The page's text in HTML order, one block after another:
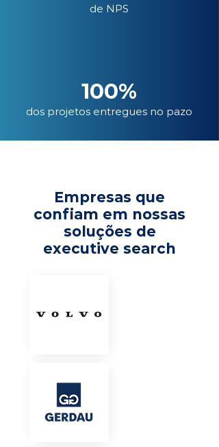
de NPS
100%
dos projetos entregues no pazo
Empresas que
confiam em nossas
soluções de
executive search